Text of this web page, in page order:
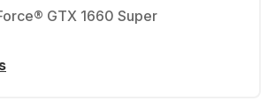
GTX 1660 Super